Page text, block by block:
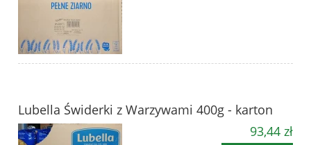
Lubella Świderki z Warzywami 400g - karton
93,44 zł